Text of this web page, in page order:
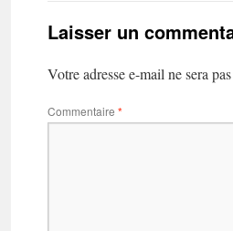
Laisser un
Votre adresse e-mail ne sera
Commentaire *